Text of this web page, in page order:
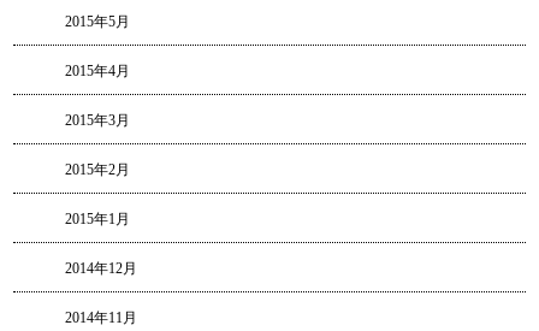
2015年5月
2015年4月
2015年3月
2015年2月
2015年1月
2014年12月
2014年11月